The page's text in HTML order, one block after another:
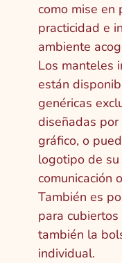
como mise en
practicidad e
ambiente
Los manteles
están
genéricas
diseñadas
gráfico, o
logotipo de
comunicación
También es
para
también la
individual.